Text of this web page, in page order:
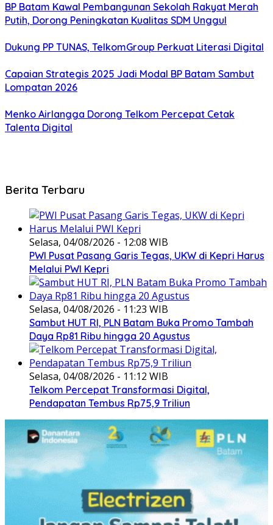
BP Batam Kawal Pembangunan Sekolah Rakyat Merah
Putih, Dorong Peningkatan Kualitas SDM Unggul
Dukung PP TUNAS, TelkomGroup Perkuat Literasi Digital
Capaian Strategis 2025 Jadi Modal BP Batam Sambut
Lompatan 2026
Menko Airlangga Dorong Telkom Percepat Cetak
Talenta Digital
Berita Terbaru
Selasa, 04/08/2026 - 12:08 WIB
PWI Pusat Pasang Garis Tegas, UKW di Kepri Harus
Melalui PWI Kepri
Selasa, 04/08/2026 - 11:23 WIB
Sambut HUT RI, PLN Batam Buka Promo Tambah
Daya Rp81 Ribu hingga 20 Agustus
Selasa, 04/08/2026 - 11:12 WIB
Telkom Percepat Transformasi Digital,
Pendapatan Tembus Rp75,9 Triliun